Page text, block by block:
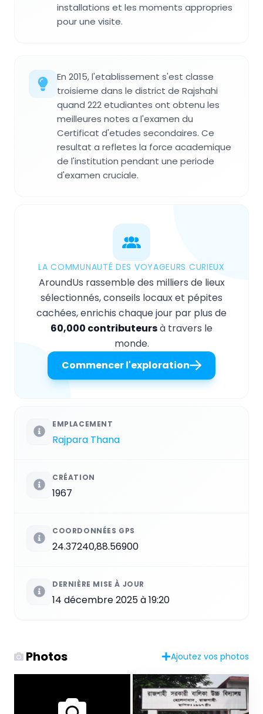
installations et les moments appropries
pour une visite.
En 2015, l'etablissement s'est classe
troisieme dans le district de Rajshahi
quand 222 etudiantes ont obtenu les
meilleures notes a l'examen du
Certificat d'etudes secondaires. Ce
resultat a refletes la force academique
de l'institution pendant une periode
d'examen cruciale.
LA COMMUNAUTÉ DES VOYAGEURS CURIEUX
AroundUs rassemble des milliers de lieux
sélectionnés, conseils locaux et pépites
cachées, enrichis chaque jour par plus de
60,000 contributeursà travers le
monde.
Commencer l'exploration
EMPLACEMENT
Rajpara Thana
CRÉATION
1967
COORDONNÉES GPS
24.37240,88.56900
DERNIÈRE MISE À JOUR
14 décembre 2025 à 19:20
Photos Ajoutez vos photos